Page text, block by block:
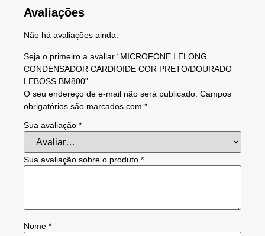
Avaliações
Não há avaliações ainda.
Seja o primeiro a avaliar “MICROFONE LELONG
CONDENSADOR CARDIOIDE COR PRETO/DOURADO
LEBOSS BM800”
O seu endereço de e-mail não será publicado. Campos
obrigatórios são marcados com *
Sua avaliação *
Sua avaliação sobre o produto *
Nome *